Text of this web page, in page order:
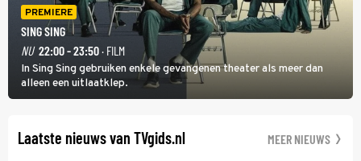
PREMIERE
SING SING
NU 22:00 - 23:50· FILM
In Sing Sing gebruiken enkele gevangenen theater als meer dan
alleen een uitlaatklep.
Laatste nieuws van TVgids.nl MEER NIEUWS